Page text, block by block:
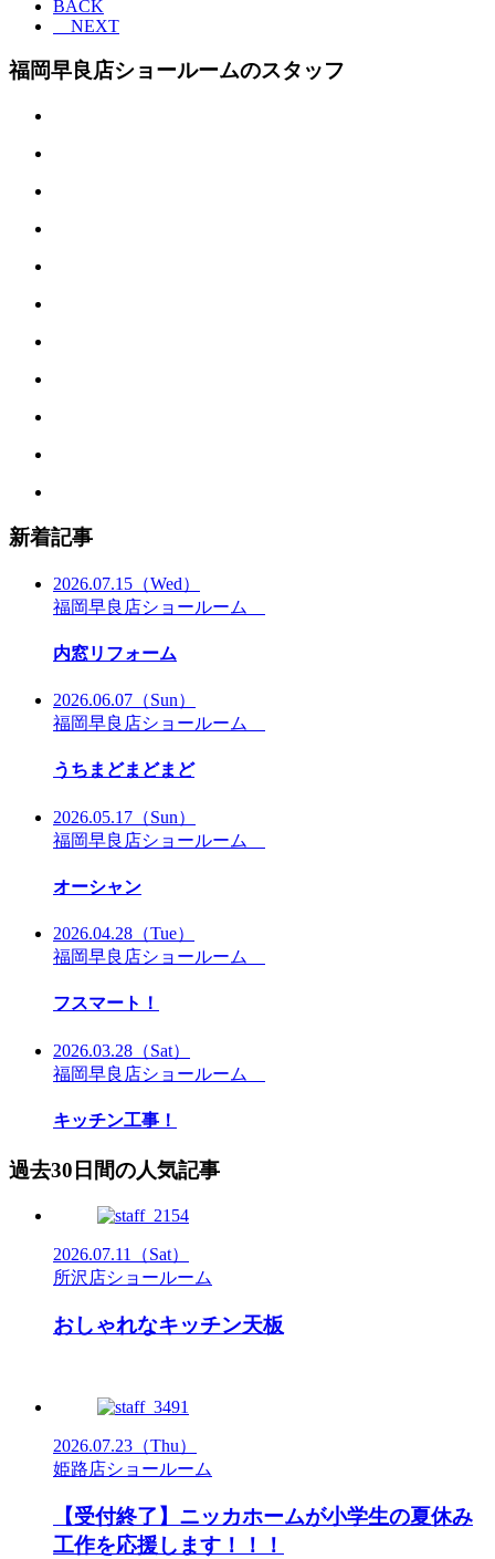
BACK
NEXT
福岡早良店ショールームのスタッフ
新着記事
2026.07.15 （Wed）
福岡早良店ショールーム
内窓リフォーム
2026.06.07 （Sun）
福岡早良店ショールーム
うちまどまどまど
2026.05.17 （Sun）
福岡早良店ショールーム
オーシャン
2026.04.28 （Tue）
福岡早良店ショールーム
フスマート！
2026.03.28 （Sat）
福岡早良店ショールーム
キッチン工事！
過去30日間の人気記事
2026.07.11
（Sat）
所沢店ショールーム
おしゃれなキッチン天板
2026.07.23 （Thu）
姫路店ショールーム
【受付終了】ニッカホームが小学生の夏休み
工作を応援します！！！